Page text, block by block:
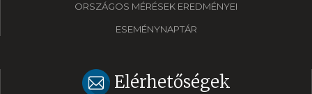
ORSZÁGOS MÉRÉSEK EREDMÉNYEI
ESEMÉNYNAPTÁR
Elérhetőségek